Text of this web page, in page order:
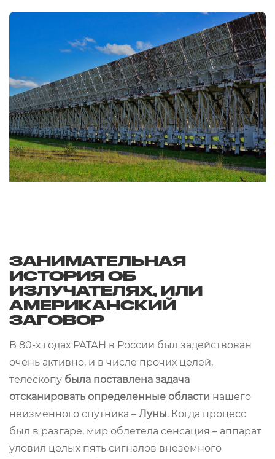
ЗАНИМАТЕЛЬНАЯ
ИСТОРИЯ ОБ
ИЗЛУЧАТЕЛЯХ, ИЛИ
АМЕРИКАНСКИЙ
ЗАГОВОР
В 80-х годах РАТАН в России был задействован
очень активно, и в числе прочих целей,
телескопу была поставлена задача
отсканировать определенные области нашего
неизменного спутника – Луны. Когда процесс
был в разгаре, мир облетела сенсация – аппарат
уловил целых пять сигналов внеземного